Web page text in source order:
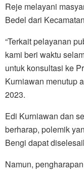
Reje melayani
Bedel dari
“Terkait pelayanan
kami beri waktu
untuk konsultasi ke
Kurniawan menutup
2023.
Edi Kurniawan dan
berharap, polemik
Bengi dapat
Namun,